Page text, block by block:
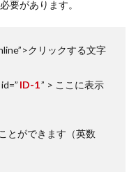
要があります。
クリックする文字
ID-1” > ここに表示
とができます（英数